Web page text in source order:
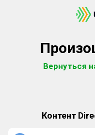
Вернуться
Контент